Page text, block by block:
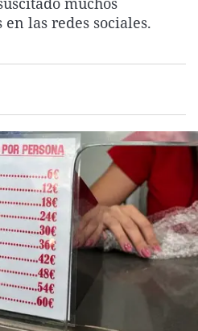
La rosa de los vientos
Como el perro y el
Caso
Equipo de
Extremadura
La Rioja
Virales
Elecciones
las redes sociales.